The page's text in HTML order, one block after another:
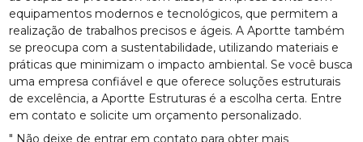
equipamentos modernos e tecnológicos, que permitem a
realização de trabalhos precisos e ágeis. A Aportte também
se preocupa com a sustentabilidade, utilizando materiais e
práticas que minimizam o impacto ambiental. Se você busca
uma empresa confiável e que oferece soluções estruturais
de excelência, a Aportte Estruturas é a escolha certa. Entre
em contato e solicite um orçamento personalizado.